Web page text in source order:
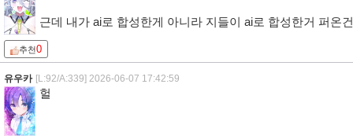
근데 내가 ai로 합성한게 아니라 지들이 ai로 합성한거 퍼온
추천0
유우카 [L:92/A:339] 2026-06-07 17:42:59
헐